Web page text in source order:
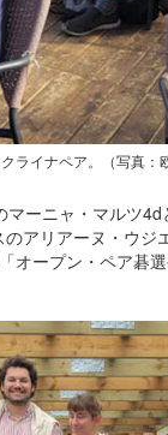
ライナペア。（写真：
ーニャ・マルツ
アリアーヌ・ウ
オープン・ペア碁